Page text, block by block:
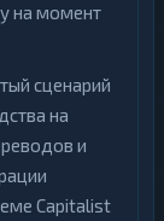
на момент
сценарий
на
и
Capitalist